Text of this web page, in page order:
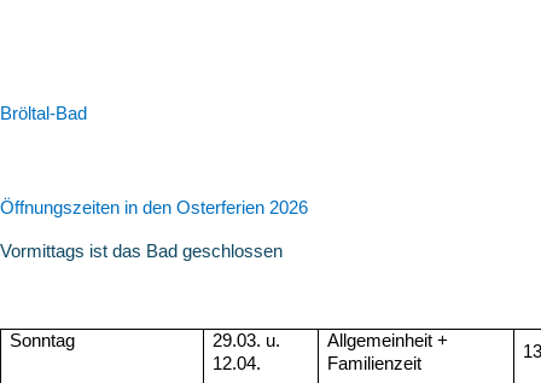
Bröltal-Bad
Öffnungszeiten in den Osterferien 2026
Vormittags ist das Bad geschlossen
Sonntag
29.03. u.
12.04.
Allgemeinheit +
Familienzeit